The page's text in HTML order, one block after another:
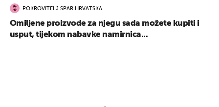
POKROVITELJ SPAR HRVATSKA
Omiljene proizvode za njegu sada možete kupiti i
usput, tijekom nabavke namirnica...